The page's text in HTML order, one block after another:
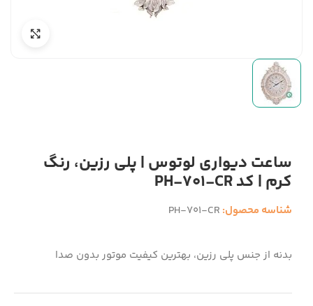
ساعت دیواری لوتوس | پلی رزین، رنگ
کرم | کد PH-701-CR
شناسه محصول: PH-701-CR
بدنه از جنس پلی رزین، بهترین کیفیت موتور بدون صدا